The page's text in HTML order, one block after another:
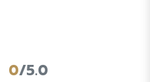
0/5.0